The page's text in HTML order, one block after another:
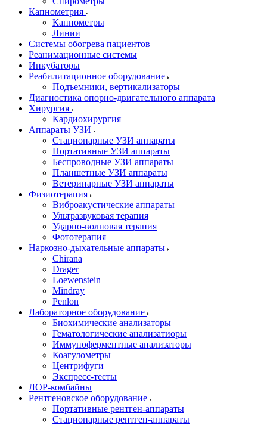
Капнометрия
Капнометры
Линии
Системы обогрева пациентов
Реанимационные системы
Инкубаторы
Реабилитационное оборудование
Подъемники, вертикализаторы
Диагностика опорно-двигательного аппарата
Хирургия
Кардиохирургия
Аппараты УЗИ
Стационарные УЗИ аппараты
Портативные УЗИ аппараты
Беспроводные УЗИ аппараты
Планшетные УЗИ аппараты
Ветеринарные УЗИ аппараты
Физиотерапия
Виброакустические аппараты
Ультразвуковая терапия
Ударно-волновая терапия
Фототерапия
Наркозно-дыхательные аппараты
Chirana
Drager
Loewenstein
Mindray
Penlon
Лабораторное оборудование
Биохимические анализаторы
Гематологические анализатиоры
Иммуноферментные анализаторы
Коагулометры
Центрифуги
Экспресс-тесты
ЛОР-комбайны
Рентгеновское оборудование
Портативные рентген-аппараты
Стационарные рентген-аппараты